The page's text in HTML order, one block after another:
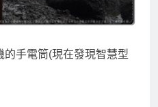
手電筒(現在發現智慧型